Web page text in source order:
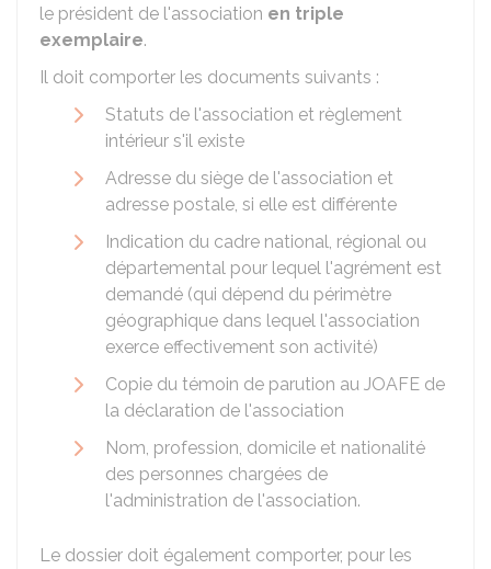
le président de l'association en triple
exemplaire.
Il doit comporter les documents suivants :
Statuts de l'association et règlement
intérieur s'il existe
Adresse du siège de l'association et
adresse postale, si elle est différente
Indication du cadre national, régional ou
départemental pour lequel l'agrément est
demandé (qui dépend du périmètre
géographique dans lequel l'association
exerce effectivement son activité)
Copie du témoin de parution au JOAFE de
la déclaration de l'association
Nom, profession, domicile et nationalité
des personnes chargées de
l'administration de l'association.
Le dossier doit également comporter, pour les